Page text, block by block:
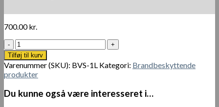
700.00kr.
Brandhæmmende
Spray
1L
antal
Tilføj til kurv
Varenummer (SKU): BVS-1L Kategori: Brandbeskyttende
produkter
Du kunne også være interesseret i…